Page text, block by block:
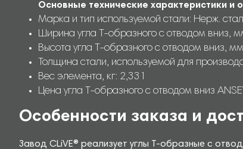
Основные технические характеристики и
Марка и тип используемой стали: Нерж.
Ширина угла Т-образного с отводом вниз,
Высота угла Т-образного с отводом вниз,
Толщина стали, используемой для
Вес элемента, кг: 2,331
Цена угла Т-образного с отводом вниз
Особенности заказа и
Завод CLiVE® реализует углы Т-образные с